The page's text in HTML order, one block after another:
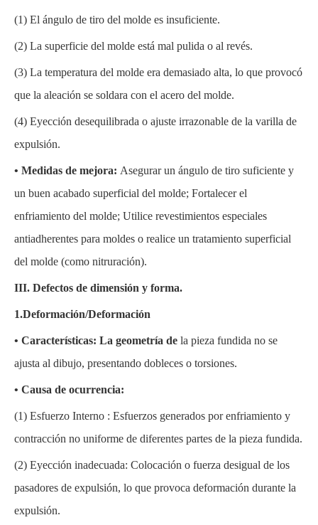
(1) El ángulo de tiro del molde es insuficiente.
(2) La superficie del molde está mal pulida o al revés.
(3) La temperatura del molde era demasiado alta, lo que provocó
que la aleación se soldara con el acero del molde.
(4) Eyección desequilibrada o ajuste irrazonable de la varilla de
expulsión.
• Medidas de mejora: Asegurar un ángulo de tiro suficiente y
un buen acabado superficial del molde; Fortalecer el
enfriamiento del molde; Utilice revestimientos especiales
antiadherentes para moldes o realice un tratamiento superficial
del molde (como nitruración).
III. Defectos de dimensión y forma.
1.Deformación/Deformación
• Características: La geometría de la pieza fundida no se
ajusta al dibujo, presentando dobleces o torsiones.
• Causa de ocurrencia:
(1) Esfuerzo Interno : Esfuerzos generados por enfriamiento y
contracción no uniforme de diferentes partes de la pieza fundida.
(2) Eyección inadecuada: Colocación o fuerza desigual de los
pasadores de expulsión, lo que provoca deformación durante la
expulsión.